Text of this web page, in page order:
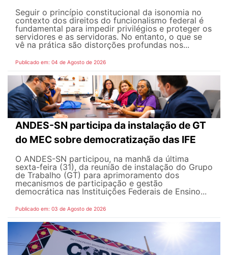
Seguir o princípio constitucional da isonomia no
contexto dos direitos do funcionalismo federal é
fundamental para impedir privilégios e proteger os
servidores e as servidoras. No entanto, o que se
vê na prática são distorções profundas nos...
Publicado em: 04 de Agosto de 2026
ANDES-SN participa da instalação de GT
do MEC sobre democratização das IFE
O ANDES-SN participou, na manhã da última
sexta-feira (31), da reunião de instalação do Grupo
de Trabalho (GT) para aprimoramento dos
mecanismos de participação e gestão
democrática nas Instituições Federais de Ensino...
Publicado em: 03 de Agosto de 2026